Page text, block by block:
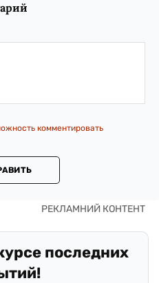
комментировать
последних